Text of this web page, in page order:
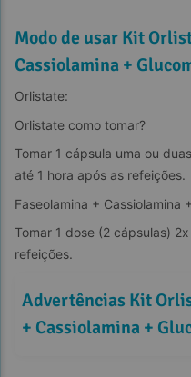
Modo de usar Kit
Cassiolamina +
Orlistate:
Orlistate como tomar?
Tomar 1 cápsula uma ou
até 1 hora após as refeições.
Faseolamina + Cassiolamina
Tomar 1 dose (2 cápsulas)
refeições.
Advertências Kit
+ Cassiolamina +